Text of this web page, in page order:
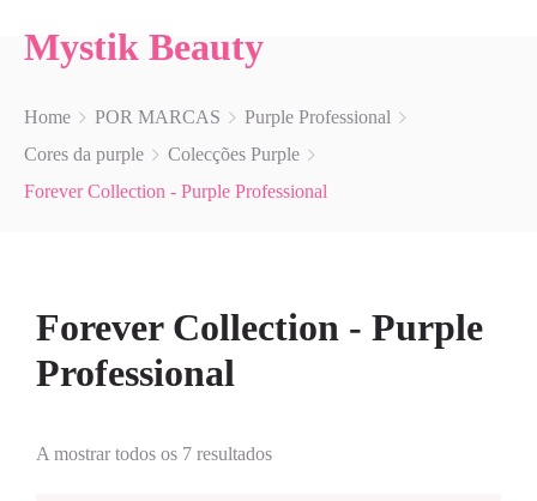
Mystik Beauty
Home POR MARCAS
Purple Professional
Cores da purple
Colecções Purple
Forever Collection - Purple Professional
Forever Collection - Purple
Professional
A mostrar todos os 7 resultados